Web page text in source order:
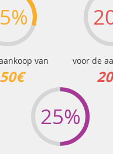
van voor de
25%